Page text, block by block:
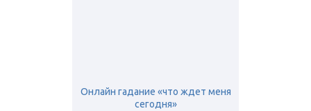
Онлайн гадание «что ждет меня
сегодня»